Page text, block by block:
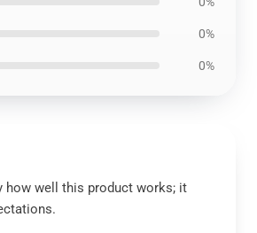
0%
0%
how well this product works; it